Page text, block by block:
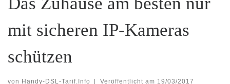
mit sicheren IP-Kameras
schützen
von Handy-DSL-Tarif.Info Veröffentlicht am 19/03/2017